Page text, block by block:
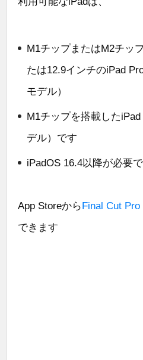
M1チップまたはM2チッ
たは12.9インチのiPad
モデル）
M1チップを搭載した
デル）です
iPadOS 16.4以降が必要
App StoreからFinal Cut
できます